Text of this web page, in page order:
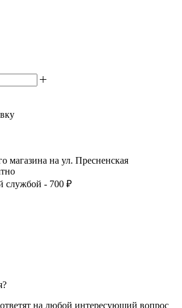
магазина на ул. Пресненская
службой - 700 ₽
на любой интересующий вопрос